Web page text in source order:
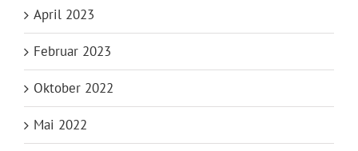
April 2023
Februar 2023
Oktober 2022
Mai 2022